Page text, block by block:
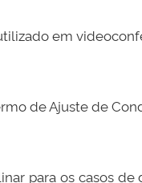
em
de Ajuste de
para os casos